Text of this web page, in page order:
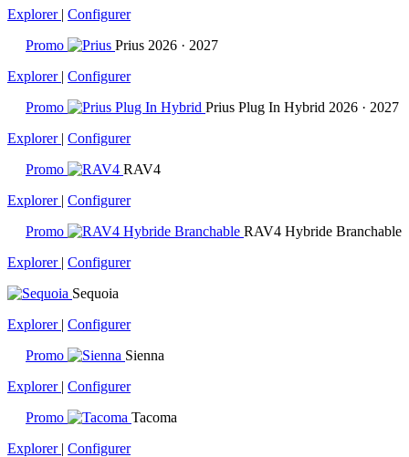
Explorer | Configurer
Promo
Prius 2026 · 2027
Explorer | Configurer
Promo
Prius Plug In Hybrid 2026 · 2027
Explorer | Configurer
Promo
RAV4
Explorer | Configurer
Promo
RAV4 Hybride Branchable
Explorer | Configurer
Sequoia
Explorer | Configurer
Promo
Sienna
Explorer | Configurer
Promo
Tacoma
Explorer | Configurer